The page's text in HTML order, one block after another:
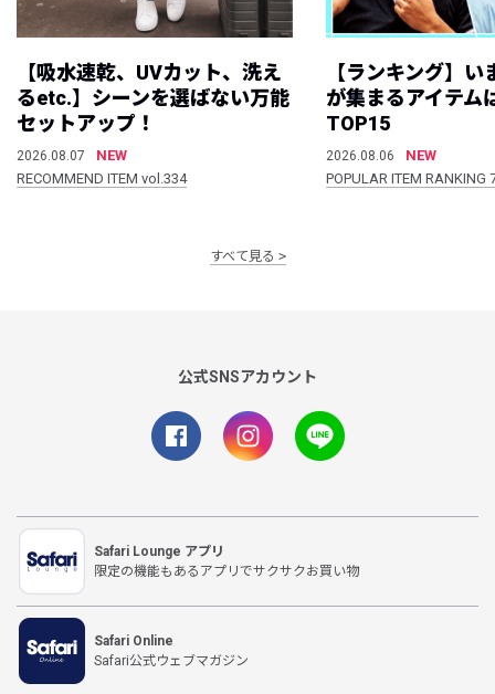
【吸水速乾、UVカット、洗え
るetc.】シーンを選ばない万能
セットアップ！
2026.08.07
NEW
RECOMMEND ITEM vol.334
【ランキング】
が集まるアイテム
TOP15
2026.08.06
NEW
POPULAR ITEM
すべて見る
公式SNSアカウント
Safari Lounge アプリ
限定の機能もあるアプリでサクサクお買い物
Safari Online
Safari公式ウェブマガジン